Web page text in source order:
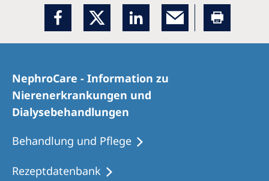
NephroCare - Information zu
Nierenerkrankungen und
Dialysebehandlungen
Behandlung und Pflege
Rezeptdatenbank